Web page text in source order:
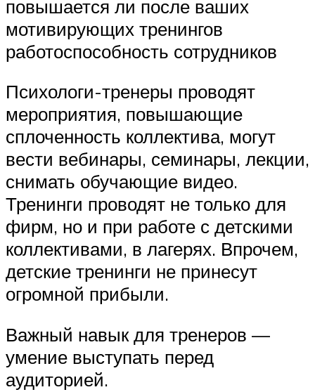
повышается ли после ваших
мотивирующих тренингов
работоспособность сотрудников
Психологи-тренеры проводят
мероприятия, повышающие
сплоченность коллектива, могут
вести вебинары, семинары, лекции,
снимать обучающие видео.
Тренинги проводят не только для
фирм, но и при работе с детскими
коллективами, в лагерях. Впрочем,
детские тренинги не принесут
огромной прибыли.
Важный навык для тренеров —
умение выступать перед
аудиторией.